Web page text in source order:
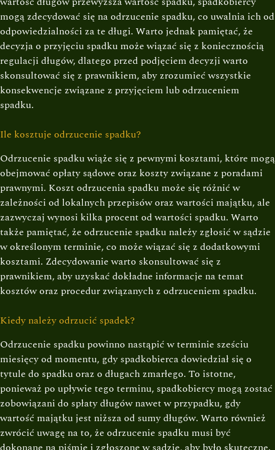
mogą zdecydować się na odrzucenie spadku, co uwalnia ich od
odpowiedzialności za te długi. Warto jednak pamiętać, że
decyzja o przyjęciu spadku może wiązać się z koniecznością
regulacji długów, dlatego przed podjęciem decyzji warto
skonsultować się z prawnikiem, aby zrozumieć wszystkie
konsekwencje związane z przyjęciem lub odrzuceniem
spadku.
Ile kosztuje odrzucenie spadku?
Odrzucenie spadku wiąże się z pewnymi kosztami, które mogą
obejmować opłaty sądowe oraz koszty związane z poradami
prawnymi. Koszt odrzucenia spadku może się różnić w
zależności od lokalnych przepisów oraz wartości majątku, ale
zazwyczaj wynosi kilka procent od wartości spadku. Warto
także pamiętać, że odrzucenie spadku należy zgłosić w sądzie
w określonym terminie, co może wiązać się z dodatkowymi
kosztami. Zdecydowanie warto skonsultować się z
prawnikiem, aby uzyskać dokładne informacje na temat
kosztów oraz procedur związanych z odrzuceniem spadku.
Kiedy należy odrzucić spadek?
Odrzucenie spadku powinno nastąpić w terminie sześciu
miesięcy od momentu, gdy spadkobierca dowiedział się o
tytule do spadku oraz o długach zmarłego. To istotne,
ponieważ po upływie tego terminu, spadkobiercy mogą zostać
zobowiązani do spłaty długów nawet w przypadku, gdy
wartość majątku jest niższa od sumy długów. Warto również
zwrócić uwagę na to, że odrzucenie spadku musi być